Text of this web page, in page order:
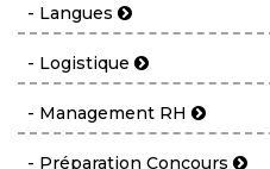
- Langues
- Logistique
- Management RH
- Préparation Concours